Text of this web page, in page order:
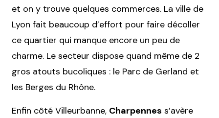
et on y trouve quelques commerces. La ville de
Lyon fait beaucoup d’effort pour faire décoller
ce quartier qui manque encore un peu de
charme. Le secteur dispose quand même de 2
gros atouts bucoliques : le Parc de Gerland et
les Berges du Rhône.
Enfin côté Villeurbanne, Charpennes s’avère